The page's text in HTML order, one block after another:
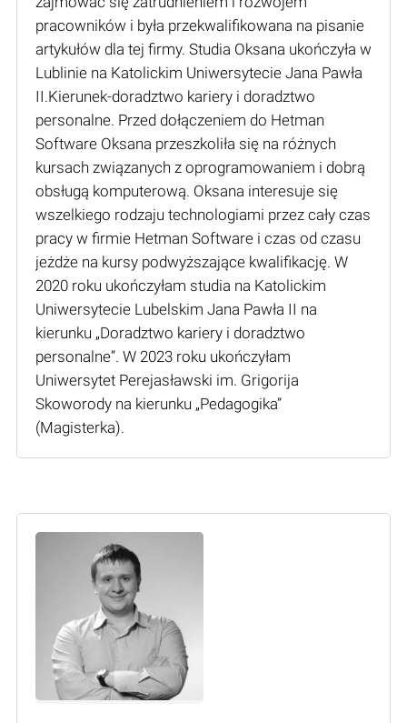
pracowników i była przekwalifikowana na pisanie
artykułów dla tej firmy. Studia Oksana ukończyła w
Lublinie na Katolickim Uniwersytecie Jana Pawła
II.Kierunek-doradztwo kariery i doradztwo
personalne. Przed dołączeniem do Hetman
Software Oksana przeszkoliła się na różnych
kursach związanych z oprogramowaniem i dobrą
obsługą komputerową. Oksana interesuje się
wszelkiego rodzaju technologiami przez cały czas
pracy w firmie Hetman Software i czas od czasu
jeżdże na kursy podwyższające kwalifikację. W
2020 roku ukończyłam studia na Katolickim
Uniwersytecie Lubelskim Jana Pawła II na
kierunku „Doradztwo kariery i doradztwo
personalne”. W 2023 roku ukończyłam
Uniwersytet Perejasławski im. Grigorija
Skoworody na kierunku „Pedagogika”
(Мagisterka).